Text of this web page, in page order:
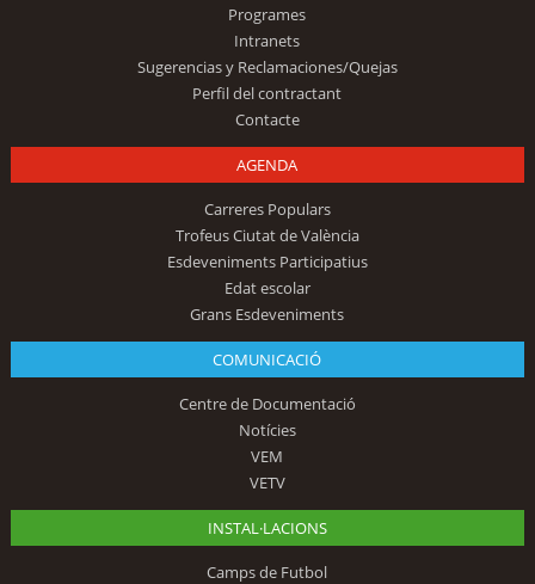
Programes
Intranets
Sugerencias y Reclamaciones/Quejas
Perfil del contractant
Contacte
AGENDA
Carreres Populars
Trofeus Ciutat de València
Esdeveniments Participatius
Edat escolar
Grans Esdeveniments
COMUNICACIÓ
Centre de Documentació
Notícies
VEM
VETV
INSTAL·LACIONS
Camps de Futbol